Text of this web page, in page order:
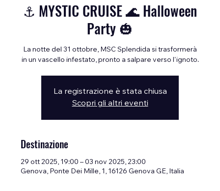
⚓️ MYSTIC CRUISE 🌊 Halloween
Party 🎃
La notte del 31 ottobre, MSC Splendida si trasformerà
in un vascello infestato, pronto a salpare verso l'ignoto.
La registrazione è stata chiusa
Scopri gli altri eventi
Destinazione
29 ott 2025, 19:00 – 03 nov 2025, 23:00
Genova, Ponte Dei Mille, 1, 16126 Genova GE, Italia